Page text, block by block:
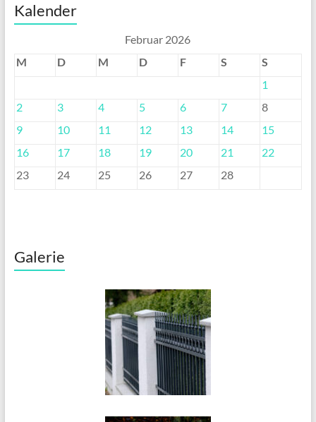
Kalender
Februar 2026
M
D M D F S
S
1
2
3 4 5 6 7
8
9
10 11 12 13 14
15
16
17 18 19 20 21
22
23
24 25 26 27 28
Galerie